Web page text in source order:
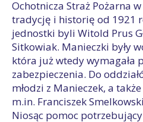
Ochotnicza Straż Pożarna
tradycję i historię od 1921
jednostki byli Witold Prus
Sitkowiak. Manieczki były
która już wtedy wymagała
zabezpieczenia. Do
młodzi z Manieczek, a
m.in. Franciszek
Niosąc pomoc